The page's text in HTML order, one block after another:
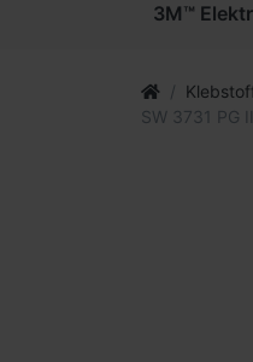
3M™
SW 3731 PG